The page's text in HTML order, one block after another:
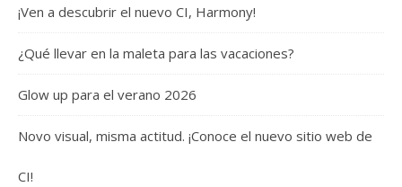
¡Ven a descubrir el nuevo CI, Harmony!
¿Qué llevar en la maleta para las vacaciones?
Glow up para el verano 2026
Novo visual, misma actitud. ¡Conoce el nuevo sitio web de
CI!